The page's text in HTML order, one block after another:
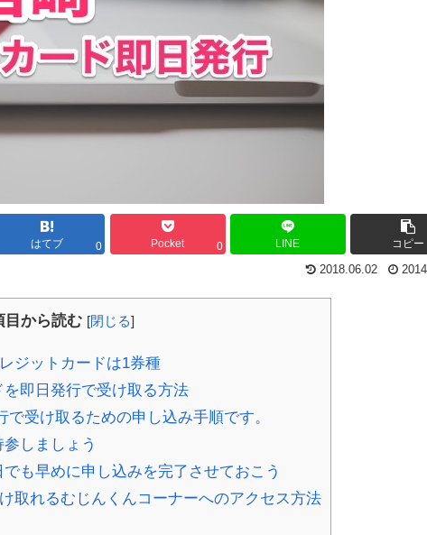
はてブ 0 Pocket 0 LINE コピー
2018.06.02
目から読む [閉じる]
ジットカードは1券種
即日発行で受け取る方法
受け取るための申し込み手順です。
しましょう
も早めに申し込みを完了させておこう
取れるむじんくんコーナーへのアクセス方法